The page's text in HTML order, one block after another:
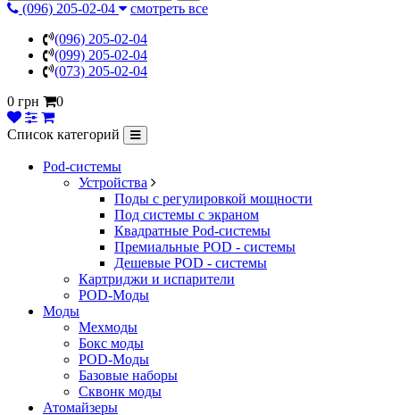
(096) 205-02-04
смотреть все
(096) 205-02-04
(099) 205-02-04
(073) 205-02-04
0 грн
0
Список категорий
Pod-системы
Устройства
Поды с регулировкой мощности
Под системы с экраном
Квадратные Pod-системы
Премиальные POD - системы
Дешевые POD - системы
Картриджи и испарители
POD-Моды
Моды
Мехмоды
Бокс моды
POD-Моды
Базовые наборы
Сквонк моды
Атомайзеры